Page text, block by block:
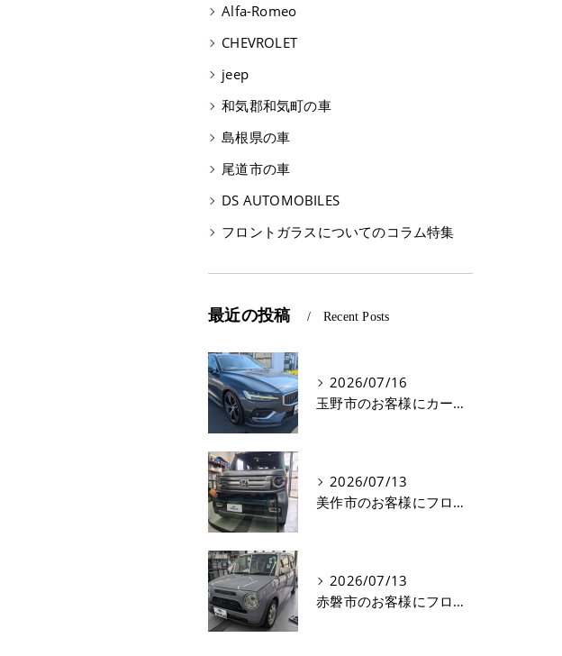
Alfa-Romeo
CHEVROLET
jeep
和気郡和気町の車
島根県の車
尾道市の車
DS AUTOMOBILES
フロントガラスについてのコラム特集
最近の投稿 Recent Posts
2026/07/16
玉野市のお客様にカーフィルム(遮熱フィルム) V60【nexus株式会社】
2026/07/13
美作市のお客様にフロントガラス交換 N-VAN【nexus株式会社】
2026/07/13
赤磐市のお客様にフロントガラス飛び石修理 ラパン【nexus株式会社】